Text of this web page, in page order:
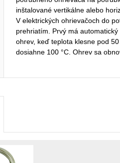
inštalované vertikálne alebo
V elektrických ohrievačoch do
prehriatím. Prvý má
ohrev, keď teplota klesne pod
dosiahne 100 °C. Ohrev sa